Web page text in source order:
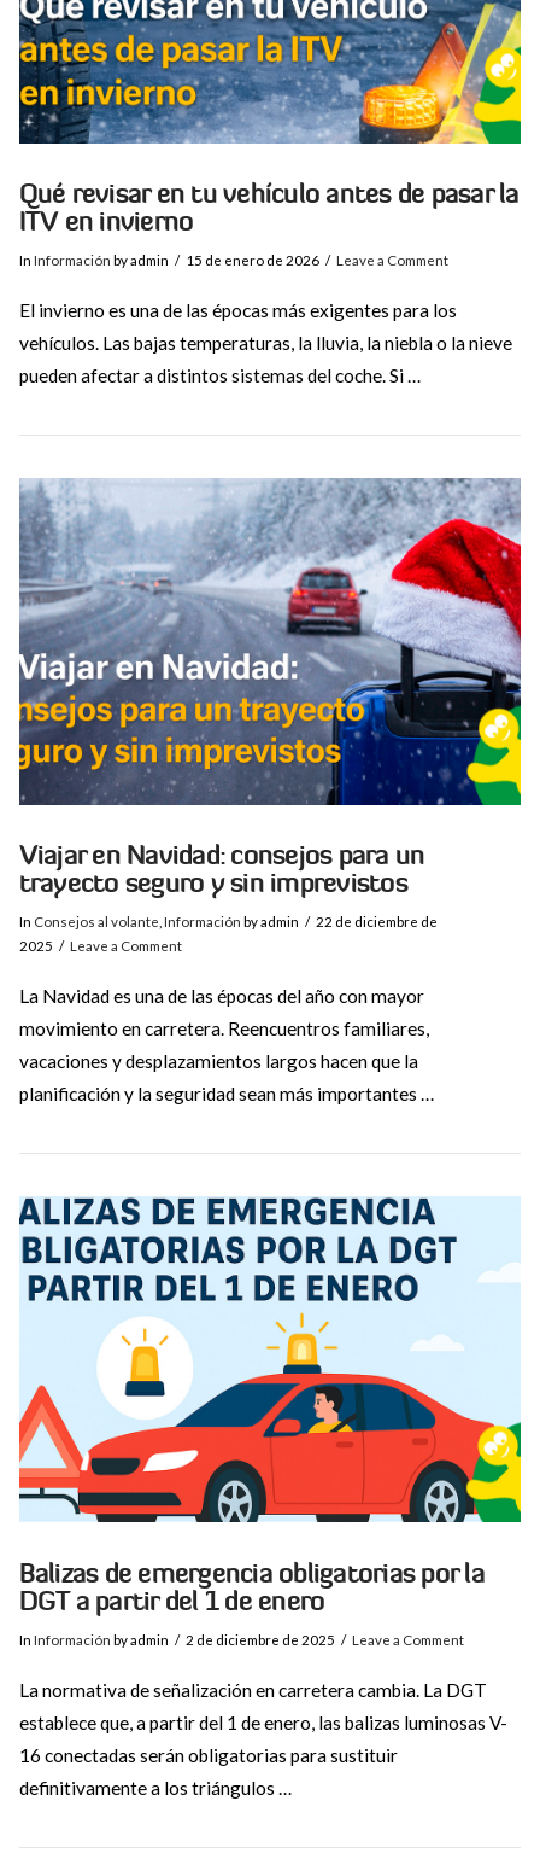
VIEW POST
Qué revisar en tu vehículo antes de pasar la
ITV en invierno
In Información by admin 15 de enero de 2026 Leave a Comment
El invierno es una de las épocas más exigentes para los
vehículos. Las bajas temperaturas, la lluvia, la niebla o la nieve
pueden afectar a distintos sistemas del coche. Si …
VIEW POST
Viajar en Navidad: consejos para un
trayecto seguro y sin imprevistos
In Consejos al volante Información by admin
22 de diciembre de
2025
Leave a Comment
La Navidad es una de las épocas del año con mayor
movimiento en carretera. Reencuentros familiares,
vacaciones y desplazamientos largos hacen que la
planificación y la seguridad sean más importantes …
Balizas de emergencia obligatorias por la
DGT a partir del 1 de enero
In Información by admin 2 de diciembre de 2025 Leave a Comment
La normativa de señalización en carretera cambia. La DGT
establece que, a partir del 1 de enero, las balizas luminosas V-
16 conectadas serán obligatorias para sustituir
definitivamente a los triángulos …